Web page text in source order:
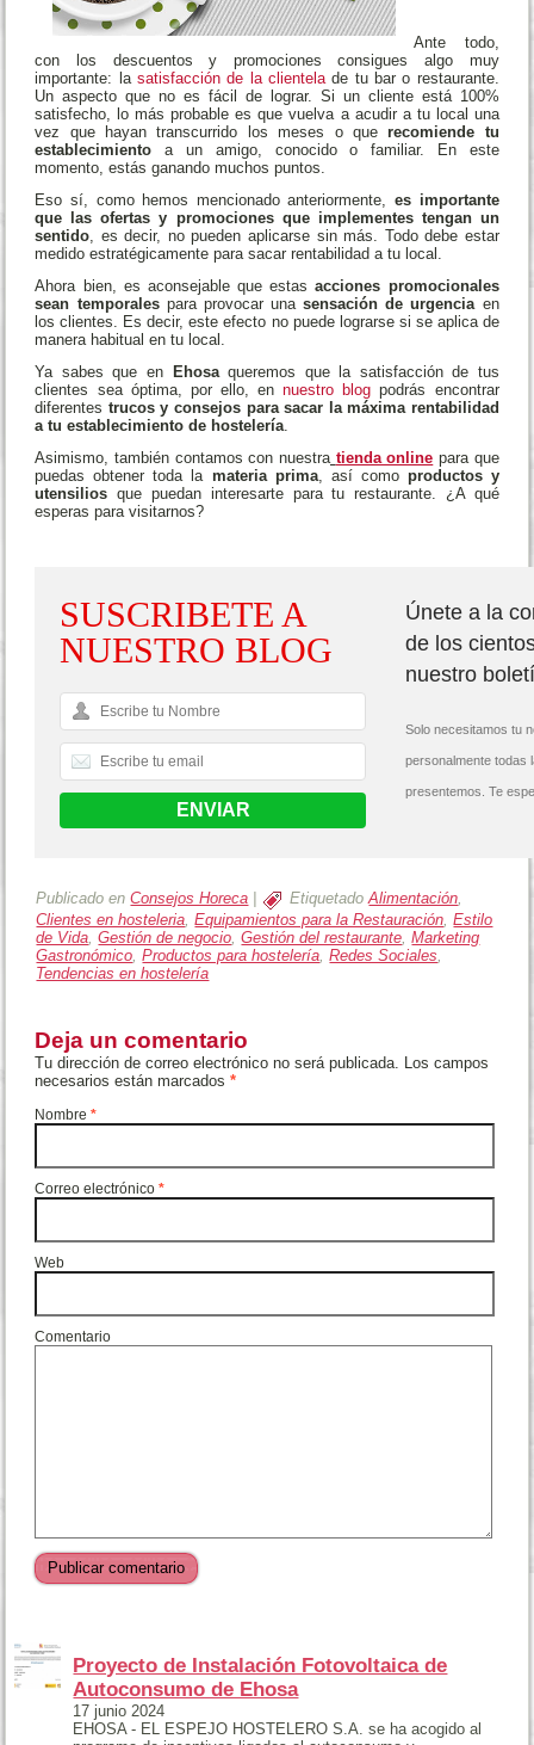
Ante todo,
con los descuentos y promociones consigues algo muy
importante: lasatisfacción de la clientela de tu bar o restaurante.
Un aspecto que no es fácil de lograr. Si un cliente está 100%
satisfecho, lo más probable es que vuelva a acudir a tu local una
vez que hayan transcurrido los meses o querecomiende tu
establecimiento a un amigo, conocido o familiar. En este
momento, estás ganando muchos puntos.
Eso sí, como hemos mencionado anteriormente, es importante
que las ofertas y promociones que implementes tengan un
sentido , es decir, no pueden aplicarse sin más. Todo debe estar
medido estratégicamente para sacar rentabilidad a tu local.
Ahora bien, es aconsejable que estasacciones promocionales
sean temporalespara provocar unasensación de urgencia en
los clientes. Es decir, este efecto no puede lograrse si se aplica de
manera habitual en tu local.
Ya sabes que en Ehosaqueremos que la satisfacción de tus
clientes sea óptima, por ello, ennuestro blog podrás encontrar
diferentes trucos y consejos para sacar la máxima rentabilidad
a tu establecimiento de hostelería
Asimismo, también contamos con nuestra tienda online para que
puedas obtener toda la materia prima, así comoproductos y
utensiliosque puedan interesarte para tu restaurante. ¿A qué
esperas para visitarnos?
SUSCRIBETE A
NUESTRO BLOG
Únete a la
de los
nuestro
Solo necesitamos tu
personalmente todas
presentemos. Te
Publicado en Consejos Horeca Etiquetado Alimentación,
Clientes en hosteleria ,Equipamientos para la Restauración ,Estilo
de Vida ,Gestión de negocio ,Gestión del restaurante ,Marketing
Gastronómico ,Productos para hostelería ,Redes Sociales
Tendencias en hostelería
Deja un comentario
Tu dirección de correo electrónico no será publicada. Los campos
necesarios están marcados*
Nombre*
Correo electrónico*
Web
Comentario
Proyecto de Instalación Fotovoltaica de
Autoconsumo de Ehosa
17 junio 2024
EHOSA - EL ESPEJO HOSTELERO S.A. se ha acogido al